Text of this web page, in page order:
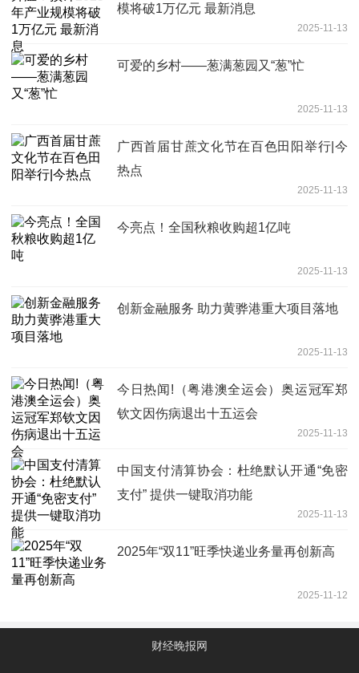
模将破1万亿元 最新消息
2025-11-13
可爱的乡村——葱满葱园又“葱”忙
2025-11-13
广西首届甘蔗文化节在百色田阳举行|今
热点
2025-11-13
今亮点！全国秋粮收购超1亿吨
2025-11-13
创新金融服务 助力黄骅港重大项目落地
2025-11-13
今日热闻!（粤港澳全运会）奥运冠军郑
钦文因伤病退出十五运会
2025-11-13
中国支付清算协会：杜绝默认开通“免密
支付” 提供一键取消功能
2025-11-13
2025年“双11”旺季快递业务量再创新高
2025-11-12
财经晚报网